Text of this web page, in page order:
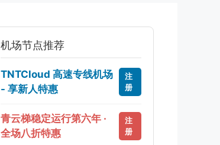
机场节点推荐
TNTCloud 高速专线机场
- 享新人特惠
注
册
青云梯稳定运行第六年 ·
全场八折特惠
注
册